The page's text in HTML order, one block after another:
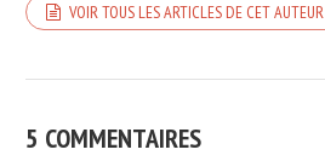
VOIR TOUS LES ARTICLES DE CET AUTEUR
5 COMMENTAIRES